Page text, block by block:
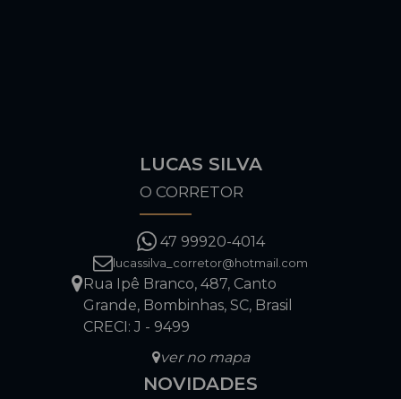
LUCAS SILVA
O CORRETOR
47 99920-4014
lucassilva_corretor@hotmail.com
Rua Ipê Branco, 487, Canto
Grande, Bombinhas, SC, Brasil
CRECI: J - 9499
ver no mapa
NOVIDADES